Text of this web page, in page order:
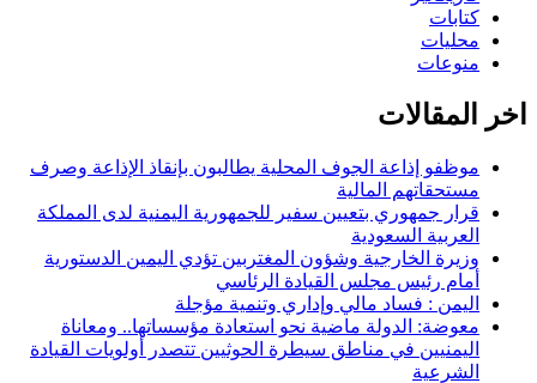
كتابات
محليات
منوعات
اخر المقالات
موظفو إذاعة الجوف المحلية يطالبون بإنقاذ الإذاعة وصرف
مستحقاتهم المالية
قرار جمهوري بتعيين سفير للجمهورية اليمنية لدى المملكة
العربية السعودية
وزيرة الخارجية وشؤون المغتربين تؤدي اليمين الدستورية
أمام رئيس مجلس القيادة الرئاسي
اليمن : فساد مالي وإداري وتنمية مؤجلة
معوضة: الدولة ماضية نحو استعادة مؤسساتها.. ومعاناة
اليمنيين في مناطق سيطرة الحوثيين تتصدر أولويات القيادة
الشرعية